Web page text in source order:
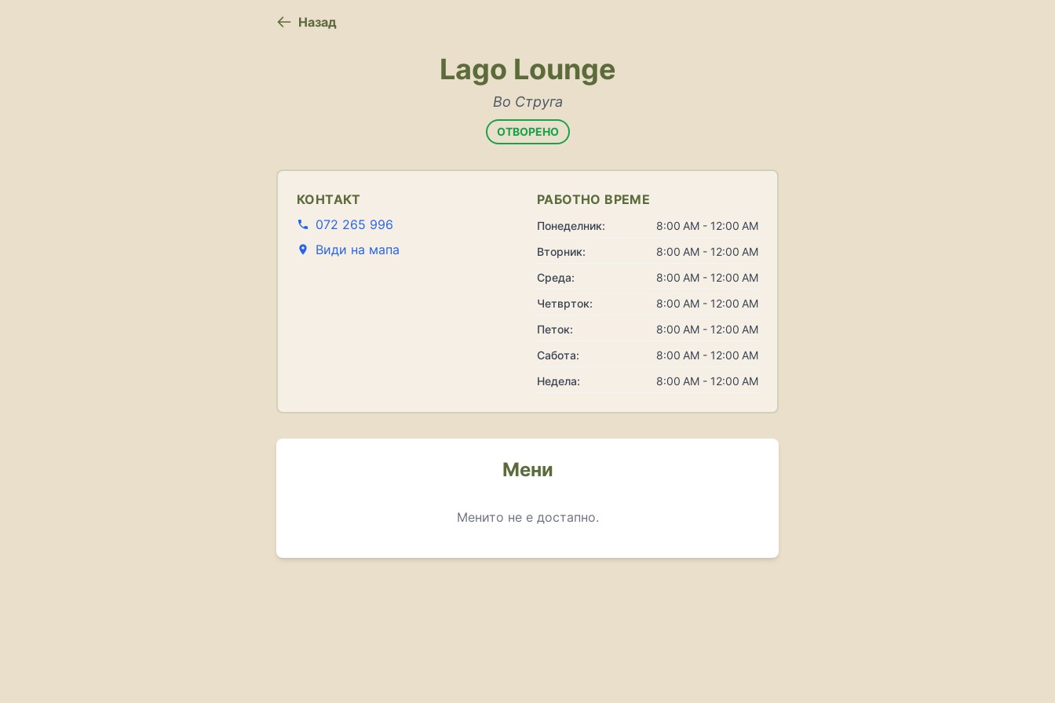
Назад
Lago Lounge
Во Струга
ОТВОРЕНО
КОНТАКТ
072 265 996
Види на мапа
РАБОТНО ВРЕМЕ
Понеделник:
8:00 AM - 12:00 AM
Вторник:
8:00 AM - 12:00 AM
Среда:
8:00 AM - 12:00 AM
Четврток:
8:00 AM - 12:00 AM
Петок:
8:00 AM - 12:00 AM
Сабота:
8:00 AM - 12:00 AM
Недела:
8:00 AM - 12:00 AM
Мени
Менито не е достапно.